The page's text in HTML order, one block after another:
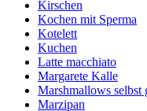
Kirschen
Kochen mit Sperma
Kotelett
Kuchen
Latte macchiato
Margarete Kalle
Marshmallows selbst
Marzipan